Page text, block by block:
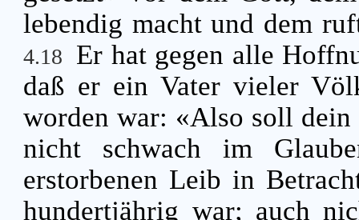
lebendig macht und dem
4.18
Er hat gegen alle
daß er ein Vater vieler
worden war: «Also soll
nicht schwach im
erstorbenen Leib in
hundertjährig war; auch